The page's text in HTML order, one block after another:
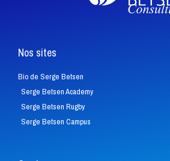
Nos sites
Bio de Serge Betsen
Serge Betsen Academy
Serge Betsen Rugby
Serge Betsen Campus